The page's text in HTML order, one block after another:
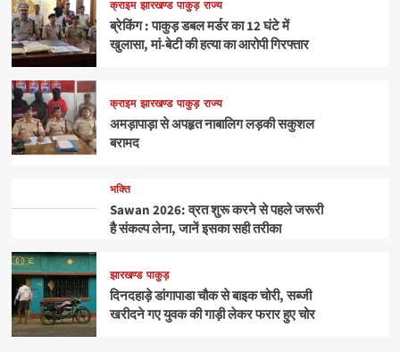
क्राइम झारखण्ड पाकुड़ राज्य
ब्रेकिंग : पाकुड़ डबल मर्डर का 12 घंटे में
खुलासा, मां-बेटी की हत्या का आरोपी गिरफ्तार
क्राइम झारखण्ड पाकुड़ राज्य
अमड़ापाड़ा से अपहृत नाबालिग लड़की सकुशल
बरामद
भक्ति
Sawan 2026: व्रत शुरू करने से पहले जरूरी
है संकल्प लेना, जानें इसका सही तरीका
झारखण्ड पाकुड़
दिनदहाड़े डांगापाडा चौक से बाइक चोरी, सब्जी
खरीदने गए युवक की गाड़ी लेकर फरार हुए चोर